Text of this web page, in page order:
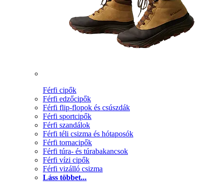
Férfi cipők
Férfi edzőcipők
Férfi flip-flopok és csúszdák
Férfi sportcipők
Férfi szandálok
Férfi téli csizma és hótaposók
Férfi tornacipők
Férfi túra- és túrabakancsok
Férfi vízi cipők
Férfi vizálló csizma
Láss többet...